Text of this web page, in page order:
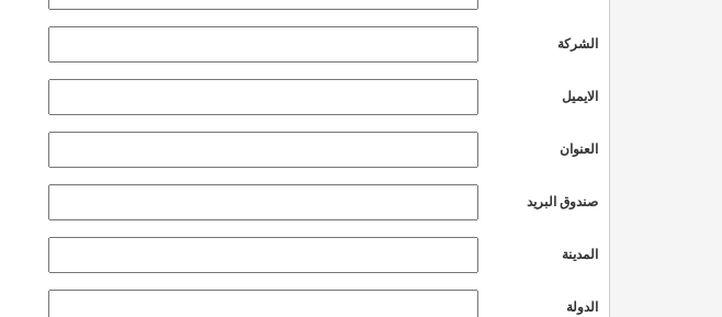
الشركة
الايميل
العنوان
صندوق البريد
المدينة
الدولة